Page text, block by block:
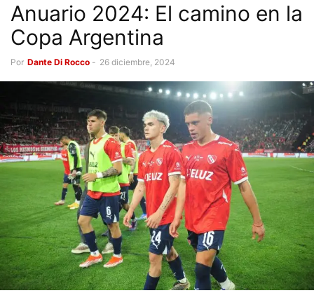
Anuario 2024: El camino en la
Copa Argentina
Por Dante Di Rocco - 26 diciembre, 2024